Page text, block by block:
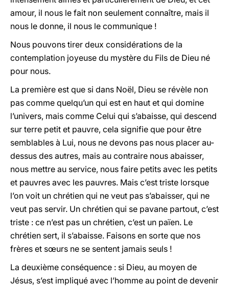
amour, il nous le fait non seulement connaître, mais il
nous le donne, il nous le communique !
Nous pouvons tirer deux considérations de la
contemplation joyeuse du mystère du Fils de Dieu né
pour nous.
La première est que si dans Noël, Dieu se révèle non
pas comme quelqu’un qui est en haut et qui domine
l’univers, mais comme Celui qui s’abaisse, qui descend
sur terre petit et pauvre, cela signifie que pour être
semblables à Lui, nous ne devons pas nous placer au-
dessus des autres, mais au contraire nous abaisser,
nous mettre au service, nous faire petits avec les petits
et pauvres avec les pauvres. Mais c’est triste lorsque
l’on voit un chrétien qui ne veut pas s’abaisser, qui ne
veut pas servir. Un chrétien qui se pavane partout, c’est
triste : ce n’est pas un chrétien, c’est un païen. Le
chrétien sert, il s’abaisse. Faisons en sorte que nos
frères et sœurs ne se sentent jamais seuls !
La deuxième conséquence : si Dieu, au moyen de
Jésus, s’est impliqué avec l’homme au point de devenir